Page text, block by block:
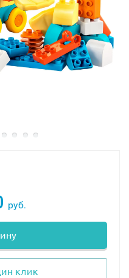
пингвины, альпака,
белка, черепаха и
мира: 99х50 см; а
25х20х17 см.
руб.
клик